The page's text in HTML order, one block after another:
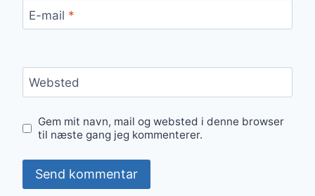
E-mail *
Websted
Gem mit navn, mail og websted i denne browser
til næste gang jeg kommenterer.